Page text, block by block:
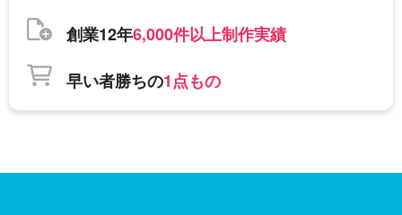
創業12年6,000件以上制作実績
早い者勝ちの1点もの